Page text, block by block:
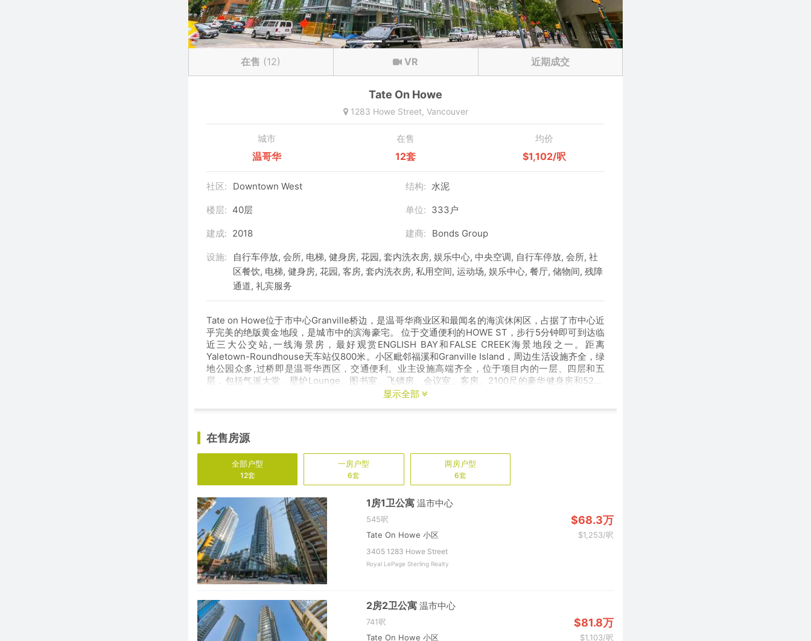
在售 (12) VR 近期成交
Tate On Howe
1283 Howe Street, Vancouver
城市
温哥华
在售
12套
均价
$1,102/呎
社区: Downtown West 结构: 水泥
楼层: 40层 单位: 333户
建成: 2018 建商: Bonds Group
设施:
自行车停放, 会所, 电梯, 健身房, 花园, 套内洗衣房, 娱乐中心, 中央空调, 自行车停放, 会所, 社
区餐饮, 电梯, 健身房, 花园, 客房, 套内洗衣房, 私用空间, 运动场, 娱乐中心, 餐厅, 储物间, 残障
通道, 礼宾服务
Tate on Howe位于市中心Granville桥边，是温哥华商业区和最闻名的海滨休闲区，占据了市中心近
乎完美的绝版黄金地段，是城市中的滨海豪宅。 位于交通便利的HOWE ST，步行5分钟即可到达临
近三大公交站,一线海景房，最好观赏ENGLISH BAY和FALSE CREEK海景地段之一。距离
Yaletown-Roundhouse天车站仅800米。小区毗邻福溪和Granville Island，周边生活设施齐全，绿
地公园众多,过桥即是温哥华西区，交通便利。业主设施高端齐全，位于项目内的一层、四层和五
层，包括气派大堂、壁炉Lounge、图书室、飞镖房、会议室、客房、2100尺的豪华健身房和5200
显示全部
在售房源
全部户型
12套
一房户型
6套
两房户型
6套
1房1卫公寓 温市中心
545呎 $68.3万
Tate On Howe 小区 $1,253/呎
3405 1283 Howe Street
Royal LePage Sterling Realty
2房2卫公寓 温市中心
741呎 $81.8万
Tate On Howe 小区 $1,103/呎